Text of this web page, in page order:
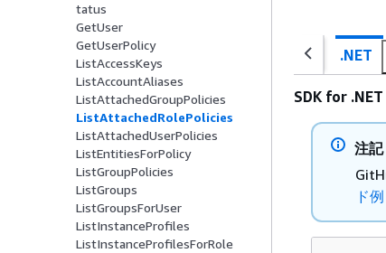
tatus
GetUser
GetUserPolicy
ListAccessKeys
ListAccountAliases
ListAttachedGroupPolicies
ListAttachedRolePolicies
ListAttachedUserPolicies
ListEntitiesForPolicy
ListGroupPolicies
ListGroups
ListGroupsForUser
ListInstanceProfiles
ListInstanceProfilesForRole
.NET
SDK for .NET
注記
ド